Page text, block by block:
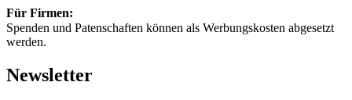
Für Firmen:
Spenden und Patenschaften können als Werbungskosten abgesetzt
werden.
Newsletter